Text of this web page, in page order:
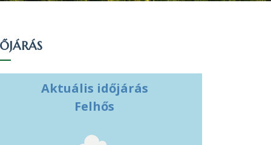
Aktuális időjárás
Felhős